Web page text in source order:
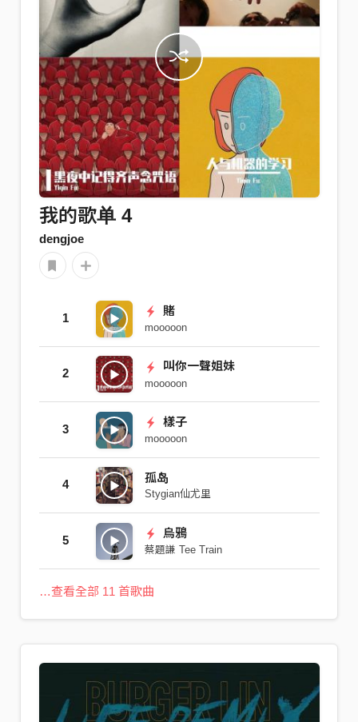
我的歌单 4
dengjoe
1
賭
mooooon
2
叫你一聲姐妹
mooooon
3
樣子
mooooon
4 孤岛
Stygian仙尤里
5
烏鴉
蔡題謙 Tee Train
…查看全部 11 首歌曲